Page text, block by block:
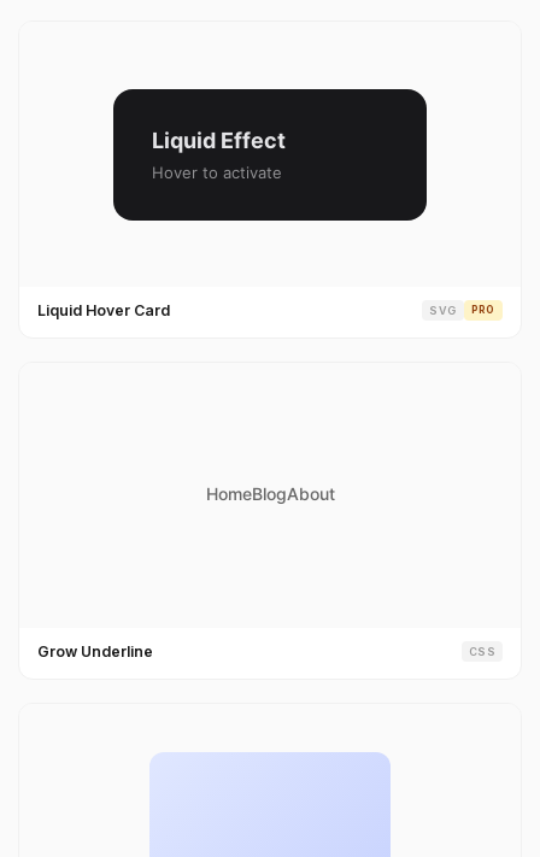
Liquid Hover Card SVG PRO
Grow Underline CSS